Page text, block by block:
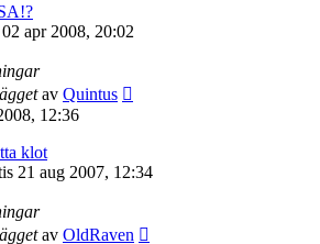
apr 2008, 20:02
av Quintus
12:36
klot
21 aug 2007, 12:34
av OldRaven